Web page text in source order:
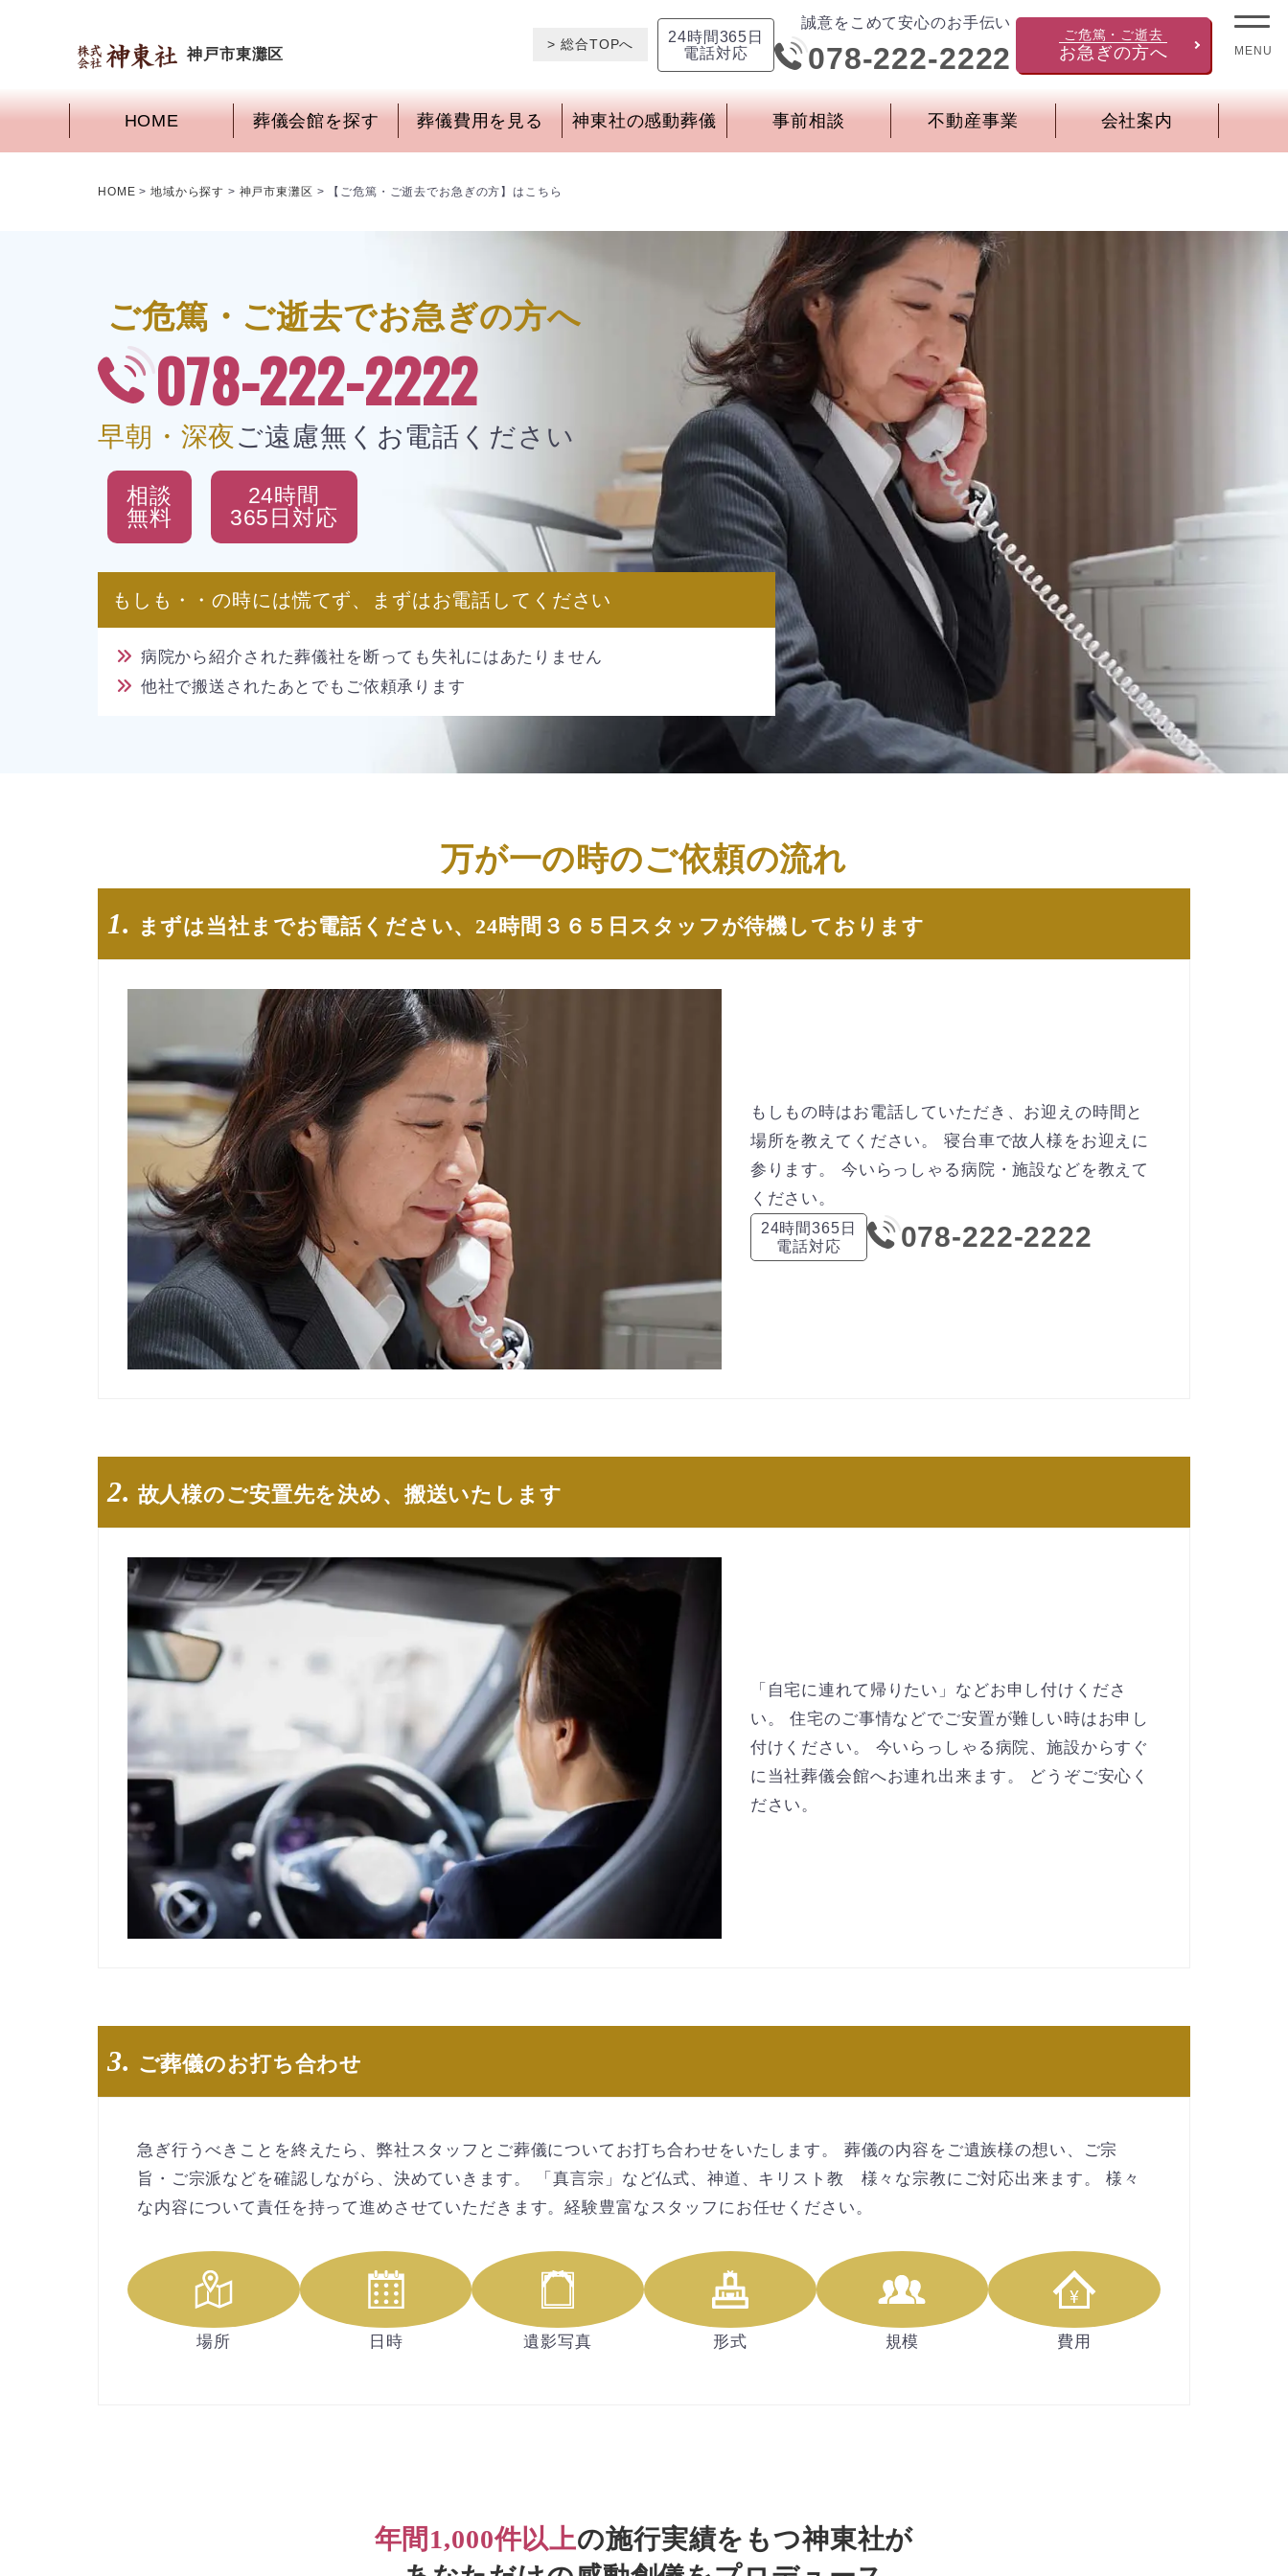
神戸市東灘区
> 総合TOPへ
24時間365日
電話対応
誠意をこめて安心のお手伝い
078-222-2222
ご危篤・ご逝去
お急ぎの方へ
HOME 葬儀会館を探す 葬儀費用を見る 神東社の感動葬儀 事前相談 不動産事業 会社案内
MENU
HOME > 地域から探す > 神戸市東灘区 > 【ご危篤・ご逝去でお急ぎの方】はこちら
ご危篤・ご逝去でお急ぎの方へ
078-222-2222
早朝・深夜ご遠慮無く お電話ください
相談
無料
24時間
365日対応
もしも・・の時には慌てず、まずはお電話してください
病院から紹介された葬儀社を断っても失礼にはあたりません
他社で搬送されたあとでもご依頼承ります
万が⼀の時のご依頼の流れ
1. まずは当社までお電話ください、24時間３６５日スタッフが待機しております
もしもの時はお電話していただき、お迎えの時間と
場所を教えてください。 寝台車で故人様をお迎えに
参ります。 今いらっしゃる病院・施設などを教えて
ください。
24時間365日
電話対応
078-222-2222
2. 故人様のご安置先を決め、搬送いたします
「自宅に連れて帰りたい」などお申し付けくださ
い。 住宅のご事情などでご安置が難しい時はお申し
付けください。 今いらっしゃる病院、施設からすぐ
に当社葬儀会館へお連れ出来ます。 どうぞご安心く
ださい。
3. ご葬儀のお打ち合わせ
急ぎ行うべきことを終えたら、弊社スタッフとご葬儀についてお打ち合わせをいたします。 葬儀の内容をご遺族様の想い、ご宗
旨・ご宗派などを確認しながら、決めていきます。 「真言宗」など仏式、神道、キリスト教 様々な宗教にご対応出来ます。 様々
な内容について責任を持って進めさせていただきます。経験豊富なスタッフにお任せください。
場所 日時 遺影写真 形式 規模 費用
年間1,000件以上の施行実績をもつ神東社が